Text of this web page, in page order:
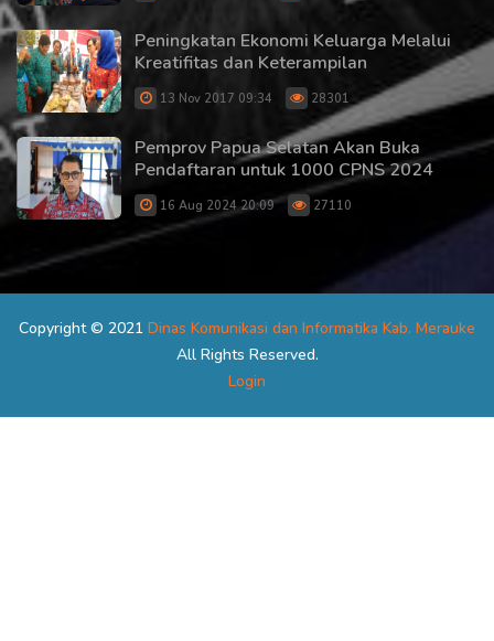
Peningkatan Ekonomi Keluarga Melalui
Kreatifitas dan Keterampilan
13 Nov 2017 09:34 28301
Pemprov Papua Selatan Akan Buka
Pendaftaran untuk 1000 CPNS 2024
16 Aug 2024 20:09 27110
Copyright © 2021 Dinas Komunikasi dan Informatika Kab. Merauke
All Rights Reserved.
Login